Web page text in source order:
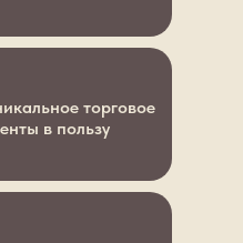
торговое
в пользу